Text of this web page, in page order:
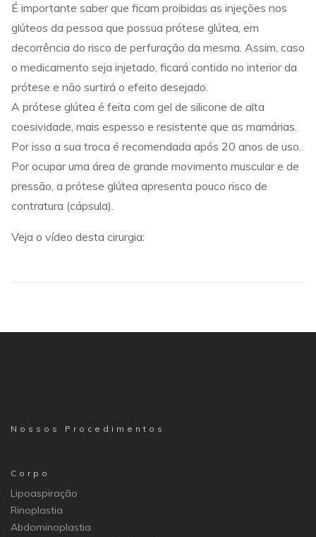
É importante saber que ficam proibidas as injeções nos
glúteos da pessoa que possua prótese glútea, em
decorrência do risco de perfuração da mesma. Assim, caso
o medicamento seja injetado, ficará contido no interior da
prótese e não surtirá o efeito desejado.
A prótese glútea é feita com gel de silicone de alta
coesividade, mais espesso e resistente que as mamárias.
Por isso a sua troca é recomendada após 20 anos de uso.
Por ocupar uma área de grande movimento muscular e de
pressão, a prótese glútea apresenta pouco risco de
contratura (cápsula).
Veja o vídeo desta cirurgia:
Nossos Procedimentos
Corpo
Lipoaspiração
Rinoplastia
Abdominoplastia